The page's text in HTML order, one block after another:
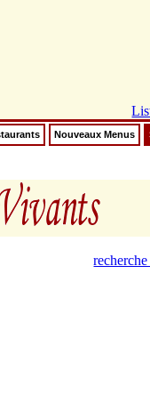
Nouveaux Menus